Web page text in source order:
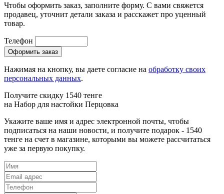
Чтобы оформить заказ, заполните форму. С вами свяжется
продавец, уточнит детали заказа и расскажет про уценный
товар.
Телефон
Нажимая на кнопку, вы даете согласие на обработку своих
персональных данных.
Получите скидку 1540 тенге
на Набор для настойки Перцовка
Укажите ваше имя и адрес электронной почты, чтобы
подписаться на наши новости, и получите подарок - 1540
тенге на счет в магазине, которыми вы можете рассчитаться
уже за первую покупку.